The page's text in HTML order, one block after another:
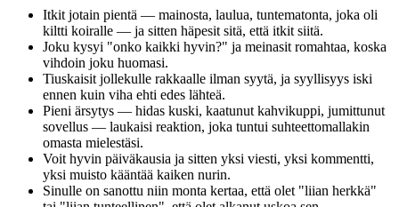
Itkit jotain pientä — mainosta, laulua, tuntematonta, joka oli
kiltti koiralle — ja sitten häpesit sitä, että itkit siitä.
Joku kysyi "onko kaikki hyvin?" ja meinasit romahtaa, koska
vihdoin joku huomasi.
Tiuskaisit jollekulle rakkaalle ilman syytä, ja syyllisyys iski
ennen kuin viha ehti edes lähteä.
Pieni ärsytys — hidas kuski, kaatunut kahvikuppi, jumittunut
sovellus — laukaisi reaktion, joka tuntui suhteettomallakin
omasta mielestäsi.
Voit hyvin päiväkausia ja sitten yksi viesti, yksi kommentti,
yksi muisto kääntää kaiken nurin.
Sinulle on sanottu niin monta kertaa, että olet "liian herkkä"